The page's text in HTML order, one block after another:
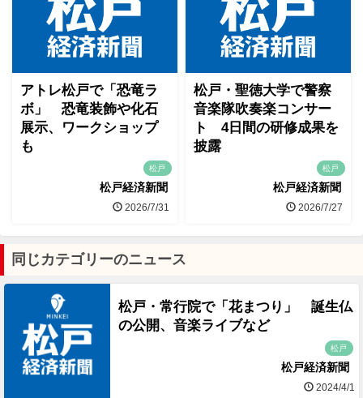
アトレ松戸で「恐竜ラ
ボ」 恐竜装飾や化石
展示、ワークショップ
も
松戸
松戸経済新聞
2026/7/31
松戸・聖徳大学で警察
音楽隊吹奏楽コンサー
ト 4日間の研修成果を
披露
松戸
松戸経済新聞
2026/7/27
同じカテゴリーのニュース
松戸・常行院で「花まつり」 誕生仏
の公開、音楽ライブなど
松戸
松戸経済新聞
2024/4/1